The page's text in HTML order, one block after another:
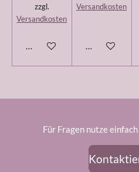
zzgl.
Versandkosten
In den Warenkorb
Versandkosten
In den
Für Fragen nutze